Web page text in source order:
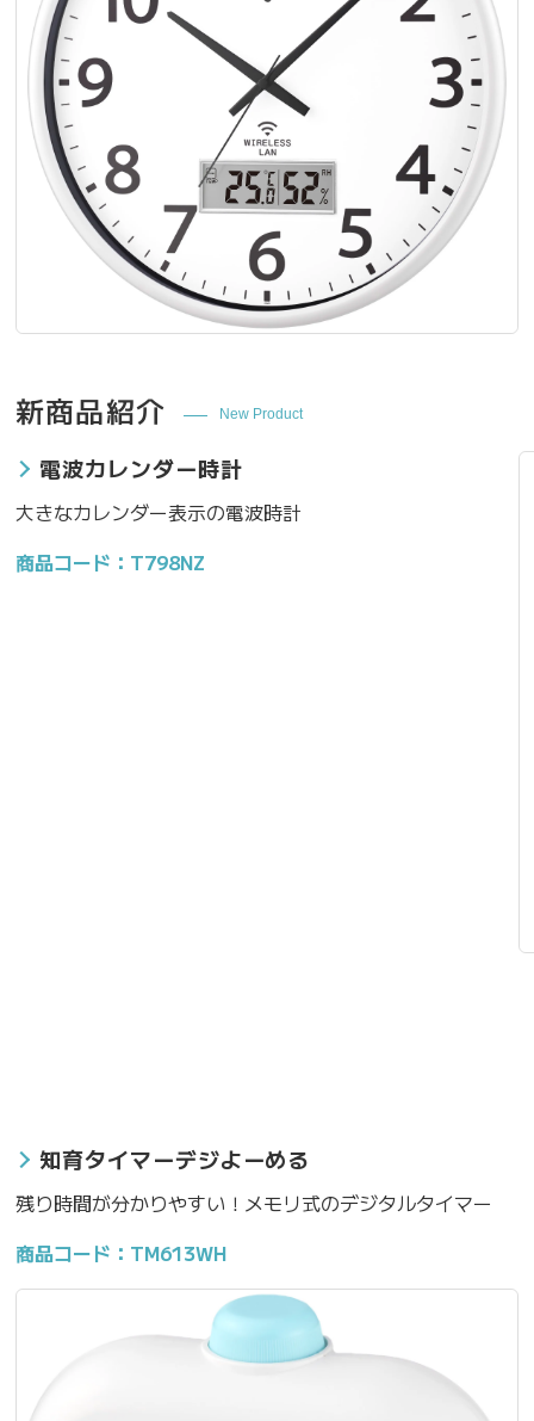
新商品紹介 New Product
電波カレンダー時計
大きなカレンダー表示の電波時計
商品コード：T798NZ
知育タイマーデジよーめる
残り時間が分かりやすい！メモリ式のデジタルタイマー
商品コード：TM613WH